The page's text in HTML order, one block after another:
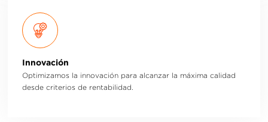
Innovación
Optimizamos la innovación para alcanzar la máxima calidad
desde criterios de rentabilidad.